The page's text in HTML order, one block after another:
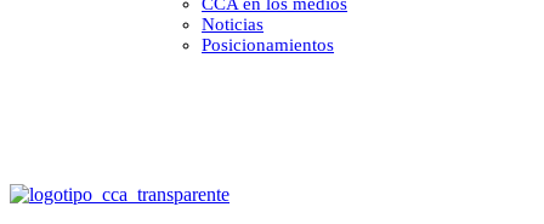
Noticias
Posicionamientos